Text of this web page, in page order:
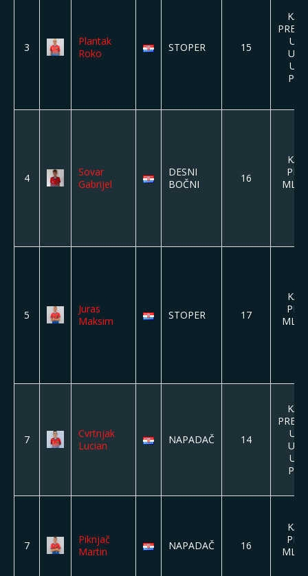
3
Plantak
Roko
STOPER 15
U8,
4
Sovar
Gabrijel
DESNI
BOČNI
16
5
Juras
Maksim
STOPER 17
7
Cvrtnjak
Lucian
NAPADAČ 14
U8,
7
Piknjač
Martin
NAPADAČ 16